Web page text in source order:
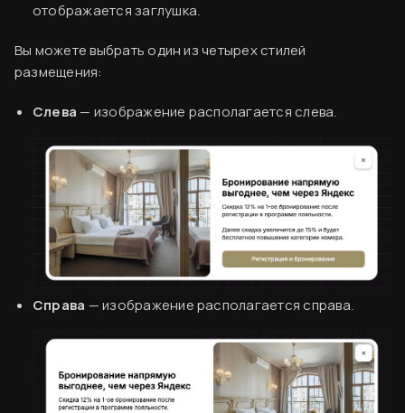
отображается заглушка.
Вы можете выбрать один из четырех стилей
размещения:
Слева — изображение располагается слева.
Справа — изображение располагается справа.